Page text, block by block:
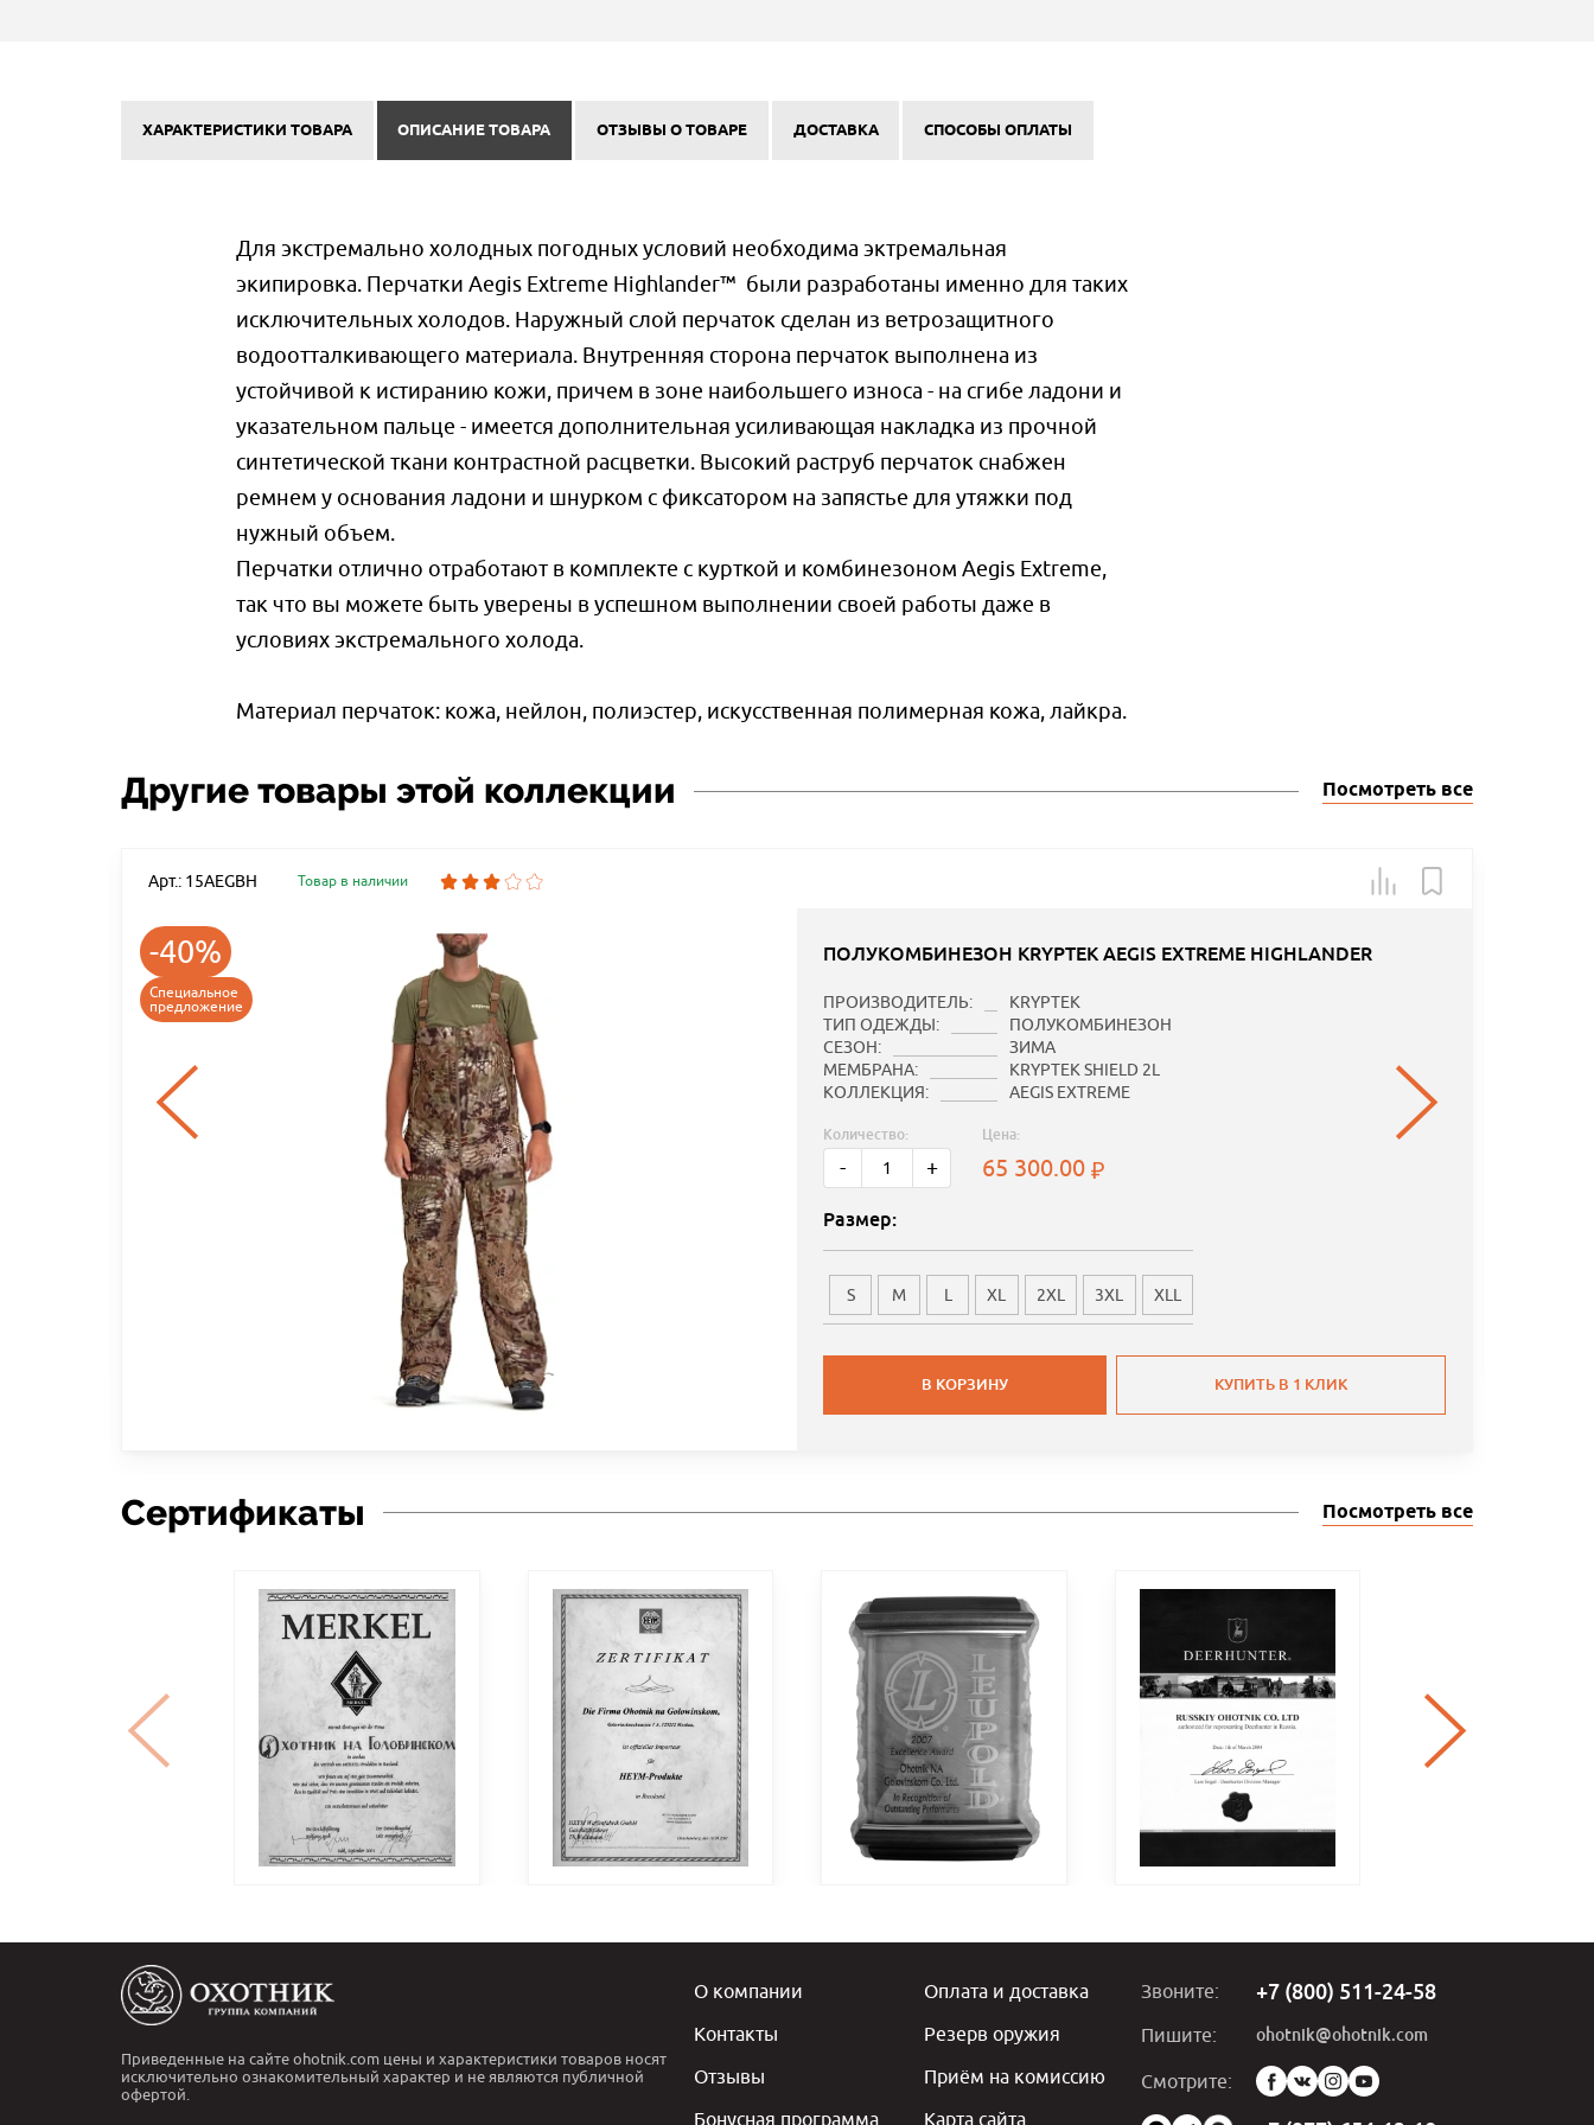
ХАРАКТЕРИСТИКИ ТОВАРА ОПИСАНИЕ ТОВАРА ОТЗЫВЫ О ТОВАРЕ ДОСТАВКА СПОСОБЫ ОПЛАТЫ
Для экстремально холодных погодных условий необходима эктремальная
экипировка. Перчатки Aegis Extreme Highlander™ были разработаны именно для таких
исключительных холодов. Наружный слой перчаток сделан из ветрозащитного
водоотталкивающего материала. Внутренняя сторона перчаток выполнена из
устойчивой к истиранию кожи, причем в зоне наибольшего износа - на сгибе ладони и
указательном пальце - имеется дополнительная усиливающая накладка из прочной
синтетической ткани контрастной расцветки. Высокий раструб перчаток снабжен
ремнем у основания ладони и шнурком с фиксатором на запястье для утяжки под
нужный объем.
Перчатки отлично отработают в комплекте с курткой и комбинезоном Aegis Extreme,
так что вы можете быть уверены в успешном выполнении своей работы даже в
условиях экстремального холода.
Материал перчаток: кожа, нейлон, полиэстер, искусственная полимерная кожа, лайкра.
Другие товары этой коллекции Посмотреть все
Арт.: 15AEGBH Товар в наличии
-40%
Специальное
предложение
ПОЛУКОМБИНЕЗОН KRYPTEK AEGIS EXTREME HIGHLANDER
ПРОИЗВОДИТЕЛЬ:
KRYPTEK
ТИП ОДЕЖДЫ:
ПОЛУКОМБИНЕЗОН
СЕЗОН:
ЗИМА
МЕМБРАНА:
KRYPTEK SHIELD 2L
КОЛЛЕКЦИЯ:
AEGIS EXTREME
Количество:
- +
Цена:
65 300.00
Размер:
S M L XL 2XL 3XL XLL
В КОРЗИНУ КУПИТЬ В 1 КЛИК
Сертификаты Посмотреть все
Приведенные на сайте ohotnik.com цены и характеристики товаров носят
исключительно ознакомительный характер и не являются публичной
офертой.
О компании
Контакты
Отзывы
Бонусная программа
Оплата и доставка
Резерв оружия
Приём на комиссию
Карта сайта
Звоните: +7 (800) 511-24-58
Пишите: ohotnik@ohotnik.com
Смотрите:
Мы
в
социальных